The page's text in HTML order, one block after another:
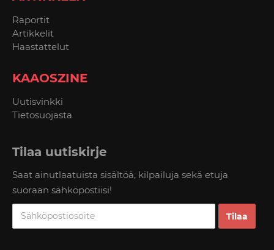
Raportit
Artikkelit
Haastattelut
KAAOSZINE
Uutisvinkki
Tietosuojasta
Tilaa uutiskirje
Saat ainutlaatuista sisältöä, kilpailuja sekä etuja
suoraan sähköpostiisi!